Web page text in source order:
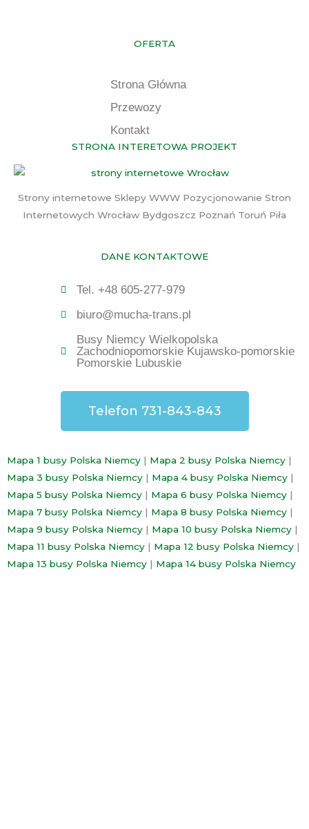
OFERTA
Strona Główna
Przewozy
Kontakt
STRONA INTERETOWA PROJEKT
Strony internetowe Sklepy WWW Pozycjonowanie Stron
Internetowych Wrocław Bydgoszcz Poznań Toruń Piła
DANE KONTAKTOWE
Tel. +48 605-277-979
biuro@mucha-trans.pl
Busy Niemcy Wielkopolska
Zachodniopomorskie Kujawsko-pomorskie
Pomorskie Lubuskie
Telefon 731-843-843
Mapa 1 busy Polska Niemcy | Mapa 2 busy Polska Niemcy |
Mapa 3 busy Polska Niemcy | Mapa 4 busy Polska Niemcy |
Mapa 5 busy Polska Niemcy | Mapa 6 busy Polska Niemcy |
Mapa 7 busy Polska Niemcy | Mapa 8 busy Polska Niemcy |
Mapa 9 busy Polska Niemcy | Mapa 10 busy Polska Niemcy |
Mapa 11 busy Polska Niemcy | Mapa 12 busy Polska Niemcy |
Mapa 13 busy Polska Niemcy | Mapa 14 busy Polska Niemcy